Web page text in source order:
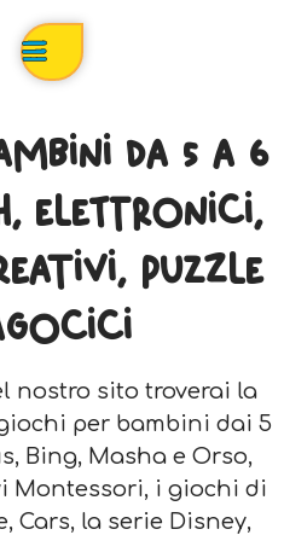
da 5 a 6
elettronici,
puzzle
nostro sito troverai la
per bambini dai 5
Bing, Masha e Orso,
Montessori, i giochi di
Cars, la serie Disney,